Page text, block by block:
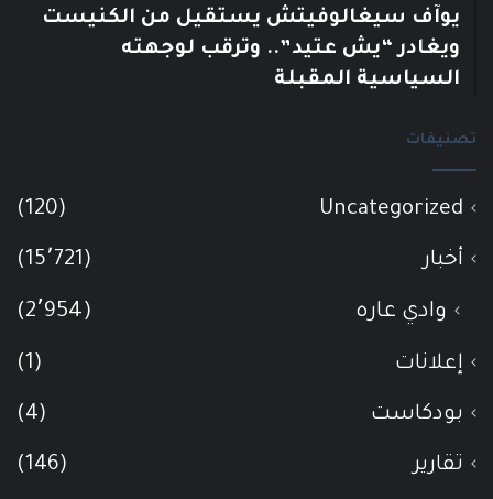
يوآف سيغالوفيتش يستقيل من الكنيست
ويغادر “يش عتيد”.. وترقب لوجهته
السياسية المقبلة
تصنيفات
Uncategorized
(120)
أخبار (15٬721)
وادي عاره (2٬954)
إعلانات (1)
بودكاست (4)
تقارير (146)